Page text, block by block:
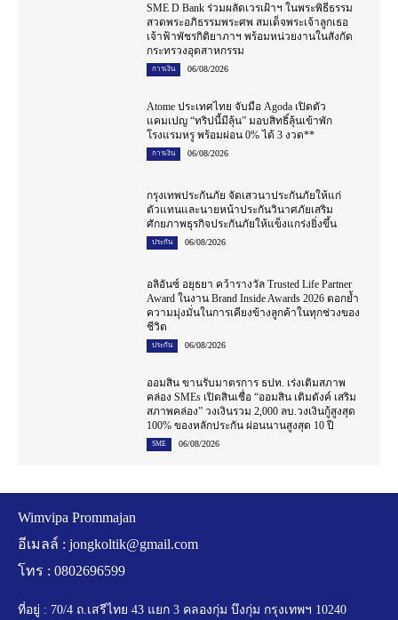
SME D Bank ร่วมผลัดเวรเฝ้าฯ ในพระพิธีธรรม
สวดพระอภิธรรมพระศพ สมเด็จพระเจ้าลูกเธอ
เจ้าฟ้าพัชรกิติยาภาฯ พร้อมหน่วยงานในสังกัด
กระทรวงอุตสาหกรรม
การเงิน 06/08/2026
Atome ประเทศไทย จับมือ Agoda เปิดตัว
แคมเปญ “ทริปนี้มีลุ้น” มอบสิทธิ์ลุ้นเข้าพัก
โรงแรมหรู พร้อมผ่อน 0% ได้ 3 งวด**
การเงิน 06/08/2026
กรุงเทพประกันภัย จัดเสวนาประกันภัยให้แก่
ตัวแทนและนายหน้าประกันวินาศภัยเสริม
ศักยภาพธุรกิจประกันภัยให้แข็งแกร่งยิ่งขึ้น
ประกัน 06/08/2026
อลิอันซ์ อยุธยา คว้ารางวัล Trusted Life Partner
Award ในงาน Brand Inside Awards 2026 ตอกย้ำ
ความมุ่งมั่นในการเคียงข้างลูกค้าในทุกช่วงของ
ชีวิต
ประกัน 06/08/2026
ออมสิน ขานรับมาตรการ ธปท. เร่งเติมสภาพ
คล่อง SMEs เปิดสินเชื่อ “ออมสิน เติมตังค์ เสริม
สภาพคล่อง” วงเงินรวม 2,000 ลบ.วงเงินกู้สูงสุด
100% ของหลักประกัน ผ่อนนานสูงสุด 10 ปี
SME 06/08/2026
Wimvipa Prommajan
อีเมลล์ : jongkoltik@gmail.com
โทร : 0802696599
ที่อยู่ : 70/4 ถ.เสรีไทย 43 แยก 3 คลองกุ่ม บึงกุ่ม กรุงเทพฯ 10240